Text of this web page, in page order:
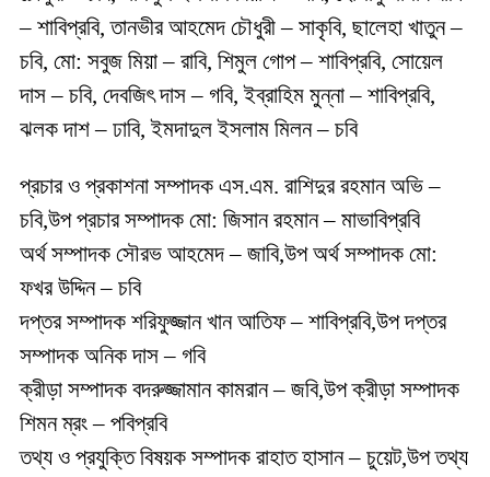
– শাবিপ্রবি, তানভীর আহমেদ চৌধুরী – সাকৃবি, ছালেহা খাতুন –
চবি, মো: সবুজ মিয়া – রাবি, শিমুল গোপ – শাবিপ্রবি, সোয়েল
দাস – চবি, দেবজিৎ দাস – গবি, ইব্রাহিম মুন্না – শাবিপ্রবি,
ঝলক দাশ – ঢাবি, ইমদাদুল ইসলাম মিলন – চবি
প্রচার ও প্রকাশনা সম্পাদক এস.এম. রাশিদুর রহমান অভি –
চবি,উপ প্রচার সম্পাদক মো: জিসান রহমান – মাভাবিপ্রবি
অর্থ সম্পাদক সৌরভ আহমেদ – জাবি,উপ অর্থ সম্পাদক মো:
ফখর উদ্দিন – চবি
দপ্তর সম্পাদক শরিফুজ্জান খান আতিফ – শাবিপ্রবি,উপ দপ্তর
সম্পাদক অনিক দাস – গবি
ক্রীড়া সম্পাদক বদরুজ্জামান কামরান – জবি,উপ ক্রীড়া সম্পাদক
শিমন ম্রং – পবিপ্রবি
তথ্য ও প্রযুক্তি বিষয়ক সম্পাদক রাহাত হাসান – চুয়েট,উপ তথ্য